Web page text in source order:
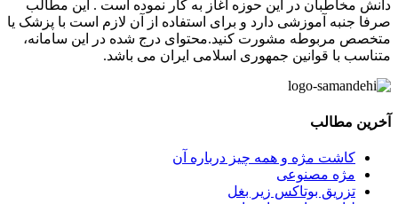
دانش مخاطبان در این حوزه آغاز به کار نموده است . این مطالب
صرفا جنبه آموزشی دارد و برای استفاده از آن لازم است با پزشک یا
متخصص مربوطه مشورت کنید.محتوای درج شده در این سامانه،
متناسب با قوانین جمهوری اسلامی ایران می باشد.
آخرین مطالب
کاشت مژه و همه چیز درباره آن
مژه مصنوعی
تزریق بوتاکس زیر بغل